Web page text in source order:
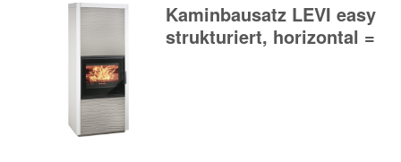
Kaminbausatz LEVI easy
strukturiert, horizontal =